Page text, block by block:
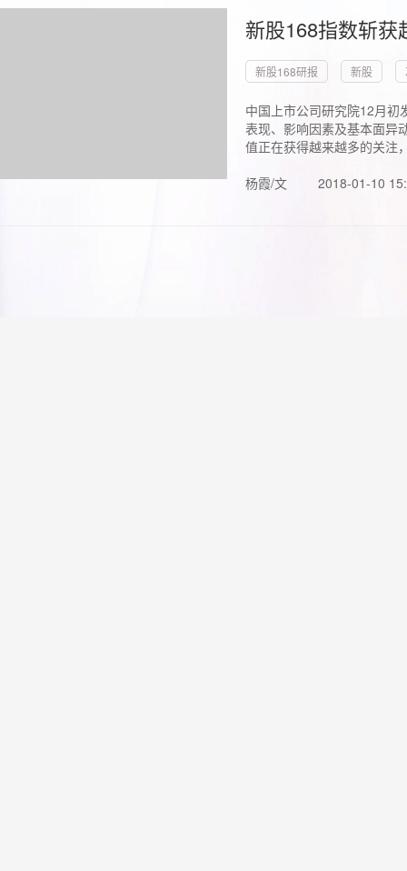
新股168指数斩
新股168研报 新股
中国上市公司研究院12月初
表现、影响因素及基本面异
值正在获得越来越多的关注
杨霞/文
2018-01-10